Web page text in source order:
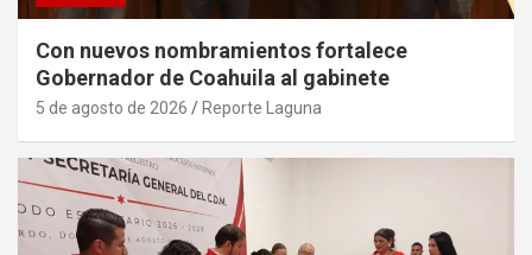
Con nuevos nombramientos fortalece
Gobernador de Coahuila al gabinete
5 de agosto de 2026 Reporte Laguna